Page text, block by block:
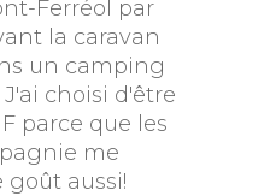
Ferréol par
la caravan
un camping
choisi d'être
parce que les
me
aussi!